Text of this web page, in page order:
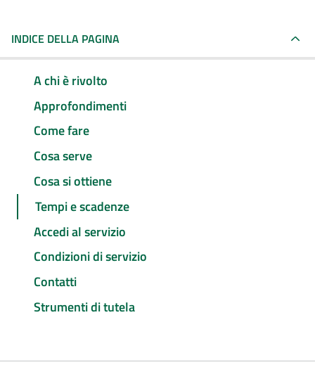
INDICE DELLA PAGINA
A chi è rivolto
Approfondimenti
Come fare
Cosa serve
Cosa si ottiene
Tempi e scadenze
Accedi al servizio
Condizioni di servizio
Contatti
Strumenti di tutela